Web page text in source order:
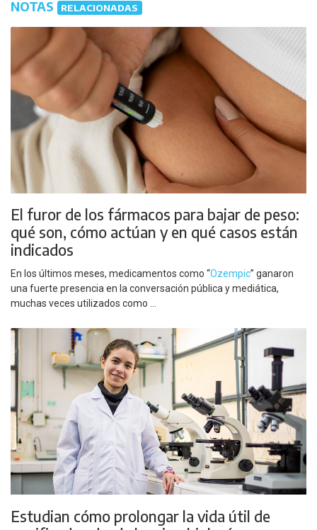
NOTAS RELACIONADAS
El furor de los fármacos para bajar de peso:
qué son, cómo actúan y en qué casos están
indicados
En los últimos meses, medicamentos como “Ozempic” ganaron
una fuerte presencia en la conversación pública y mediática,
muchas veces utilizados como ...
Estudian cómo prolongar la vida útil de